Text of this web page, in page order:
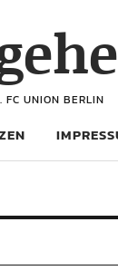
FC UNION BERLIN